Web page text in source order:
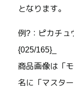
となります。
例?：ピカチュ
{025/165}_
商品画像は「
名に「マスタ